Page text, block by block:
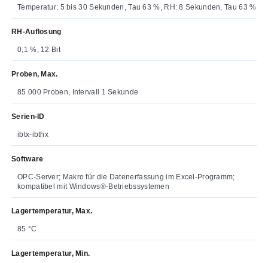
Temperatur: 5 bis 30 Sekunden, Tau 63 %, RH: 8 Sekunden, Tau 63 %
RH-Auflösung
0,1 %, 12 Bit
Proben, Max.
85.000 Proben, Intervall 1 Sekunde
Serien-ID
ibtx-ibthx
Software
OPC-Server; Makro für die Datenerfassung im Excel-Programm;
kompatibel mit Windows®-Betriebssystemen
Lagertemperatur, Max.
85 °C
Lagertemperatur, Min.